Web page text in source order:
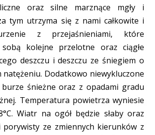
oraz silne marznące mgły i
tym utrzyma się z nami całkowite i
z przejaśnieniami, które
kolejne przelotne oraz ciągłe
deszczu i deszczu ze śniegiem o
natężeniu. Dodatkowo niewykluczone
śnieżne oraz z opadami gradu
Temperatura powietrza wyniesie
Wiatr na ogół będzie słaby oraz
porywisty ze zmiennych kierunków z